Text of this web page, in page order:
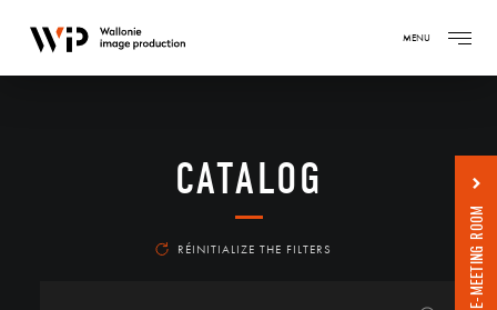
MENU
CATALOG
RÉINITIALIZE THE FILTERS E-MEETING ROOM